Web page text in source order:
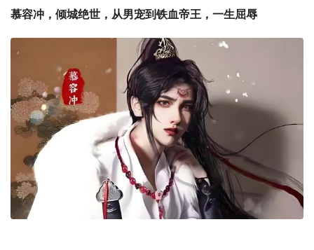
慕容冲，倾城绝世，从男宠到铁血帝王，一生屈辱